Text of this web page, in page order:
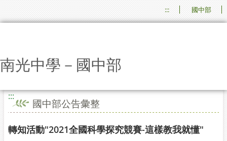
::: 國中部
南光中學－國中部
:::
國中部公告彙整
轉知活動"2021全國科學探究競賽-這樣教我就懂"